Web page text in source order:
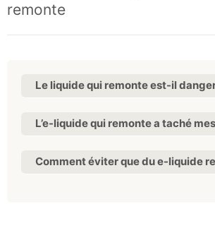
remonte
Le liquide qui remonte est-il
L’e-liquide qui remonte a taché
Comment éviter que du e-liquide